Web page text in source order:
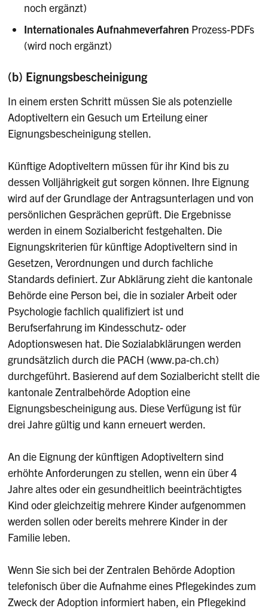
noch ergänzt)
Internationales Aufnahmeverfahren Prozess-PDFs
(wird noch ergänzt)
(b) Eignungsbescheinigung
In einem ersten Schritt müssen Sie als potenzielle
Adoptiveltern ein Gesuch um Erteilung einer
Eignungsbescheinigung stellen.
Künftige Adoptiveltern müssen für ihr Kind bis zu
dessen Volljährigkeit gut sorgen können. Ihre Eignung
wird auf der Grundlage der Antragsunterlagen und von
persönlichen Gesprächen geprüft. Die Ergebnisse
werden in einem Sozialbericht festgehalten. Die
Eignungskriterien für künftige Adoptiveltern sind in
Gesetzen, Verordnungen und durch fachliche
Standards definiert. Zur Abklärung zieht die kantonale
Behörde eine Person bei, die in sozialer Arbeit oder
Psychologie fachlich qualifiziert ist und
Berufserfahrung im Kindesschutz- oder
Adoptionswesen hat. Die Sozialabklärungen werden
grundsätzlich durch die PACH (www.pa-ch.ch)
durchgeführt. Basierend auf dem Sozialbericht stellt die
kantonale Zentralbehörde Adoption eine
Eignungsbescheinigung aus. Diese Verfügung ist für
drei Jahre gültig und kann erneuert werden.
An die Eignung der künftigen Adoptiveltern sind
erhöhte Anforderungen zu stellen, wenn ein über 4
Jahre altes oder ein gesundheitlich beeinträchtigtes
Kind oder gleichzeitig mehrere Kinder aufgenommen
werden sollen oder bereits mehrere Kinder in der
Familie leben.
Wenn Sie sich bei der Zentralen Behörde Adoption
telefonisch über die Aufnahme eines Pflegekindes zum
Zweck der Adoption informiert haben, ein Pflegekind